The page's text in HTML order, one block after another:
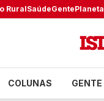
RuralSaúdeGentePlaneta
COLUNAS GENTE